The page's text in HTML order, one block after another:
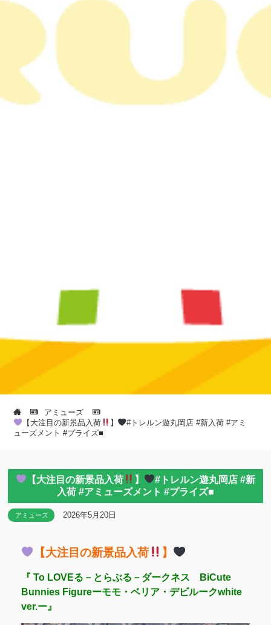
アミューズ
【大注目の新景品入荷
】
#トレルン遊丸岡店 #新入荷 #アミ
ューズメント #プライズ■
【大注目の新景品入荷 】
#トレルン遊丸岡店 #新
入荷 #アミューズメント #プライズ■
アミューズ 2026年5月20日
【大注目の新景品入荷 】
『 To LOVEる－とらぶる－ダークネス BiCute
Bunnies Figureーモモ・ベリア・デビルークwhite
ver.ー』